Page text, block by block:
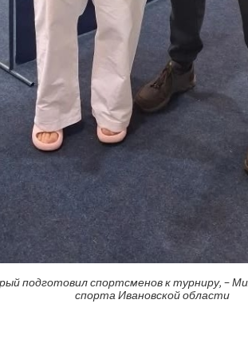
подготовил спортсменов к турниру, −
спорта Ивановской области